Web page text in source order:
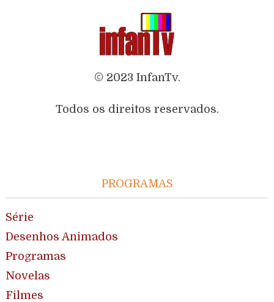
© 2023 InfanTv.
Todos os direitos reservados.
PROGRAMAS
Série
Desenhos Animados
Programas
Novelas
Filmes